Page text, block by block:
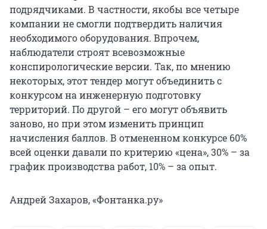
подрядчиками. В частности, якобы все четыре
компании не смогли подтвердить наличия
необходимого оборудования. Впрочем,
наблюдатели строят всевозможные
конспирологические версии. Так, по мнению
некоторых, этот тендер могут объединить с
конкурсом на инженерную подготовку
территорий. По другой – его могут объявить
заново, но при этом изменить принцип
начисления баллов. В отмененном конкурсе 60%
всей оценки давали по критерию «цена», 30% – за
график производства работ, 10% – за опыт.
Андрей Захаров, «Фонтанка.ру»